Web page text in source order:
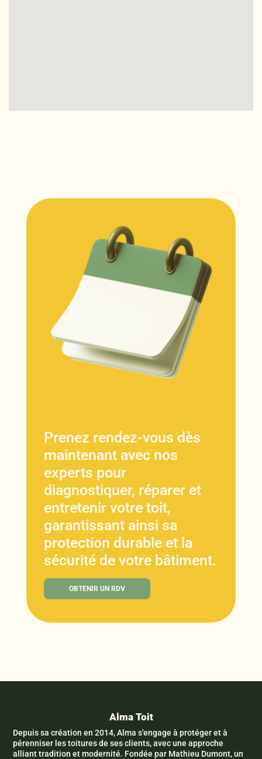
Prenez rendez-vous dès
maintenant avec nos
experts pour
diagnostiquer, réparer et
entretenir votre toit,
garantissant ainsi sa
protection durable et la
sécurité de votre bâtiment.
OBTENIR UN RDV
Alma Toit
Depuis sa création en 2014, Alma s'engage à protéger et à
pérenniser les toitures de ses clients, avec une approche
alliant tradition et modernité. Fondée par Mathieu Dumont, un